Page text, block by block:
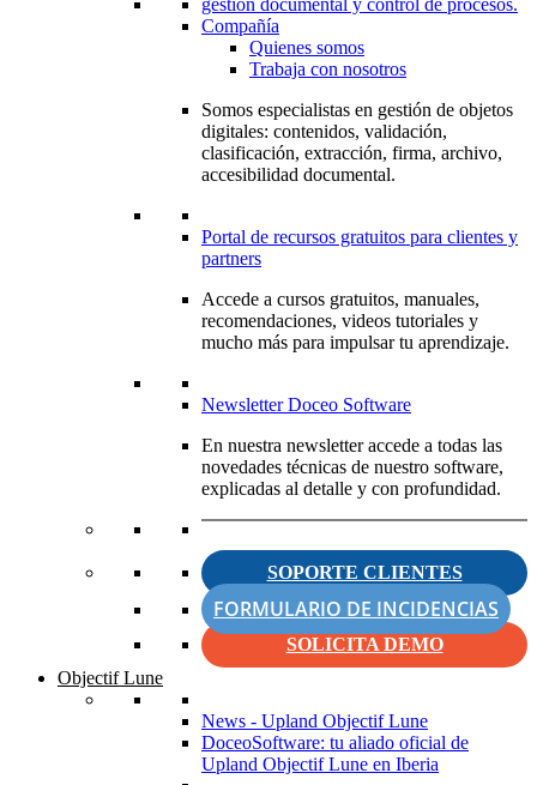
Compañía
Quienes somos
Trabaja con nosotros
Somos especialistas en gestión de objetos
digitales: contenidos, validación,
clasificación, extracción, firma, archivo,
accesibilidad documental.
Portal de recursos gratuitos para clientes y
partners
Accede a cursos gratuitos, manuales,
recomendaciones, videos tutoriales y
mucho más para impulsar tu aprendizaje.
Newsletter Doceo Software
En nuestra newsletter accede a todas las
novedades técnicas de nuestro software,
explicadas al detalle y con profundidad.
SOPORTE CLIENTES
FORMULARIO DE INCIDENCIAS
SOLICITA DEMO
Objectif Lune
News - Upland Objectif Lune
DoceoSoftware: tu aliado oficial de
Upland Objectif Lune en Iberia